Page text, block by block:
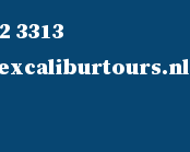
3313